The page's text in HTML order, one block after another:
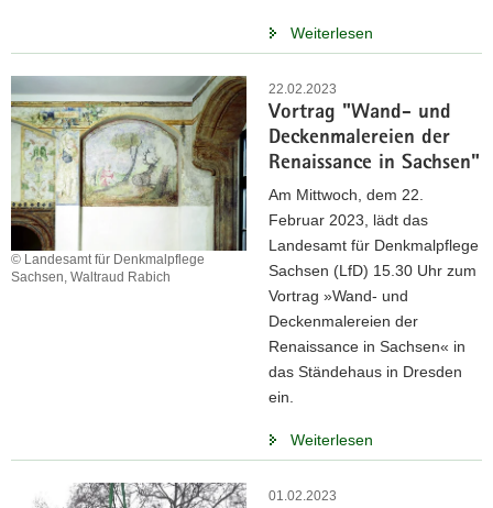
Weiterlesen
22.02.2023
Vortrag "Wand- und
Deckenmalereien der
Renaissance in Sachsen"
© Landesamt für Denkmalpflege
Sachsen, Waltraud Rabich
Am Mittwoch, dem 22.
Februar 2023, lädt das
Landesamt für Denkmalpflege
Sachsen (LfD) 15.30 Uhr zum
Vortrag »Wand- und
Deckenmalereien der
Renaissance in Sachsen« in
das Ständehaus in Dresden
ein.
Weiterlesen
01.02.2023